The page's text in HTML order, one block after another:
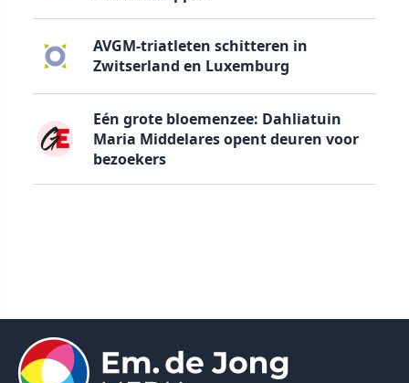
AVGM-triatleten schitteren in
Zwitserland en Luxemburg
Eén grote bloemenzee: Dahliatuin
Maria Middelares opent deuren voor
bezoekers